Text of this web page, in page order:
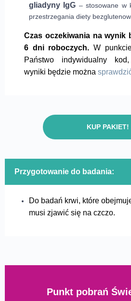
gliadyny IgG – stosowane w
przestrzegania diety
Czas oczekiwania na wynik
6 dni roboczych. W
Państwo indywidualny
wyniki będzie można
KUP PAKIET!
Przygotowanie do badania:
Do badań krwi, które
musi zjawić się na czczo.
Punkt pobrań